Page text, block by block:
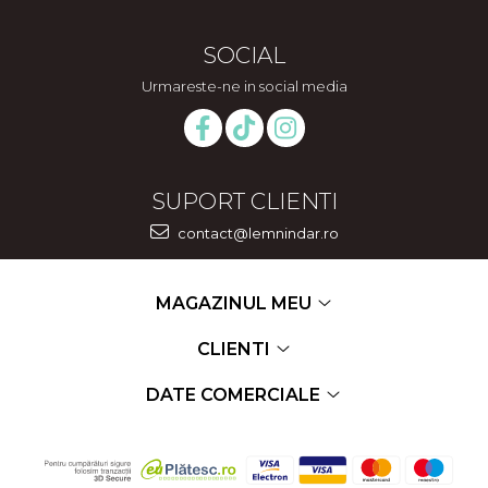
SOCIAL
Urmareste-ne in social media
SUPORT CLIENTI
contact@lemnindar.ro
MAGAZINUL MEU
CLIENTI
DATE COMERCIALE